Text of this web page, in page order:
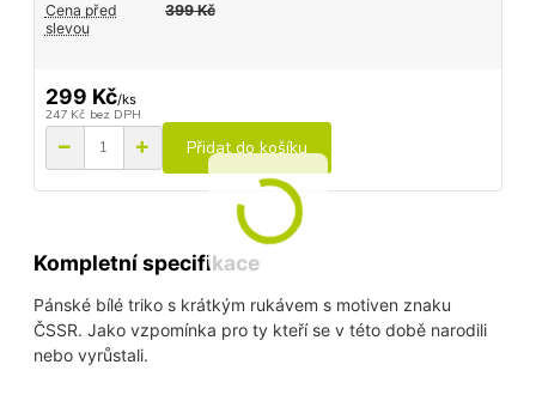
Cena před
slevou
399 Kč
299 Kč/ks
247 Kč bez DPH
Přidat do košíku
Kompletní specifikace
Pánské bílé triko s krátkým rukávem s motiven znaku
ČSSR. Jako vzpomínka pro ty kteří se v této době narodili
nebo vyrůstali.